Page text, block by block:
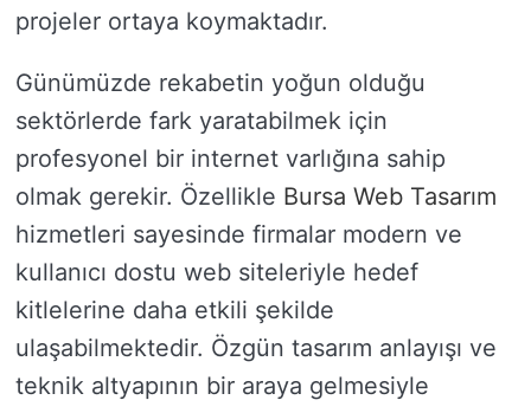
projeler ortaya koymaktadır.
Günümüzde rekabetin yoğun olduğu
sektörlerde fark yaratabilmek için
profesyonel bir internet varlığına sahip
olmak gerekir. Özellikle Bursa Web Tasarım
hizmetleri sayesinde firmalar modern ve
kullanıcı dostu web siteleriyle hedef
kitlelerine daha etkili şekilde
ulaşabilmektedir. Özgün tasarım anlayışı ve
teknik altyapının bir araya gelmesiyle